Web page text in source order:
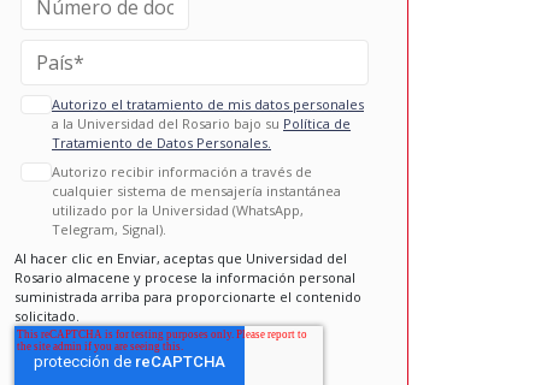
Autorizo el tratamiento de mis datos personales
a la Universidad del Rosario bajo su Política de
Tratamiento de Datos Personales.
Autorizo recibir información a través de
cualquier sistema de mensajería instantánea
utilizado por la Universidad (WhatsApp,
Telegram, Signal).
Al hacer clic en Enviar, aceptas que Universidad del
Rosario almacene y procese la información personal
suministrada arriba para proporcionarte el contenido
solicitado.